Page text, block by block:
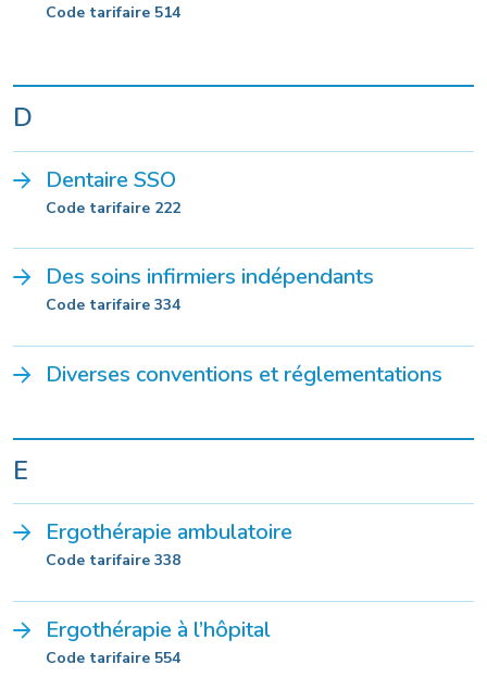
Code tarifaire 514
D
Dentaire SSO
Code tarifaire 222
Des soins infirmiers indépendants
Code tarifaire 334
Diverses conventions et réglementations
E
Ergothérapie ambulatoire
Code tarifaire 338
Ergothérapie à l’hôpital
Code tarifaire 554